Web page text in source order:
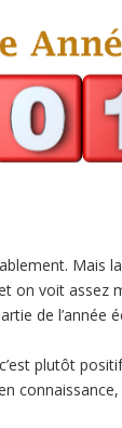
Mais
on voit assez
de l’année
plutôt